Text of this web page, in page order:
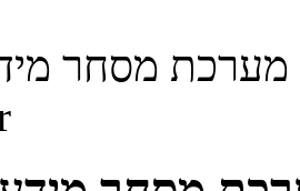
מערכת מסחר